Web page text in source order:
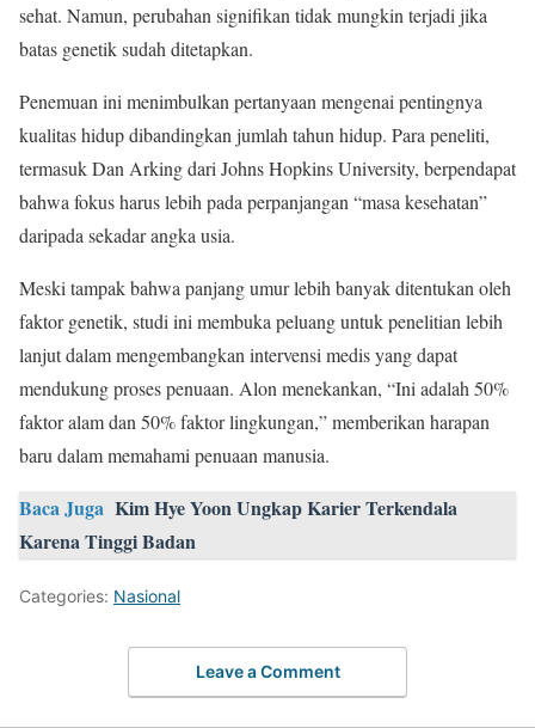
sehat. Namun, perubahan signifikan tidak mungkin terjadi jika
batas genetik sudah ditetapkan.
Penemuan ini menimbulkan pertanyaan mengenai pentingnya
kualitas hidup dibandingkan jumlah tahun hidup. Para peneliti,
termasuk Dan Arking dari Johns Hopkins University, berpendapat
bahwa fokus harus lebih pada perpanjangan “masa kesehatan”
daripada sekadar angka usia.
Meski tampak bahwa panjang umur lebih banyak ditentukan oleh
faktor genetik, studi ini membuka peluang untuk penelitian lebih
lanjut dalam mengembangkan intervensi medis yang dapat
mendukung proses penuaan. Alon menekankan, “Ini adalah 50%
faktor alam dan 50% faktor lingkungan,” memberikan harapan
baru dalam memahami penuaan manusia.
Baca Juga Kim Hye Yoon Ungkap Karier Terkendala
Karena Tinggi Badan
Categories: Nasional
Leave a Comment